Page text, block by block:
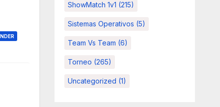
ShowMatch 1v1 (215)
Sistemas Operativos (5)
Team Vs Team (6)
Torneo (265)
Uncategorized (1)